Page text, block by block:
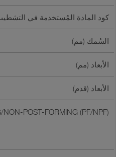
كود المادة المُستخدمة في
السُمك (مم)
الأبعاد (مم)
الأبعاد (قدم)
NON-POST-FORMING (PF/NPF)
In Touch With Us